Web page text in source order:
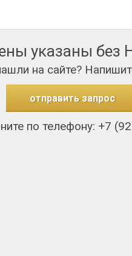
указаны без
на сайте?
отправить запрос
по телефону: +7